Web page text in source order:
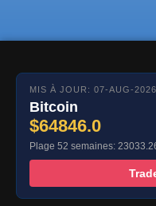
MIS À JOUR: 07-AUG-
Bitcoin
$64846.0
Plage 52 semaines: